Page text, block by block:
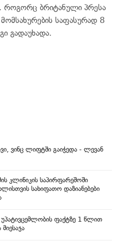
როგორც ბრიტანული პრესა
მომსახურების საფასურად 8
გადაუხადა.
ვინც ლიფტში გაიჭედა - ლევან
კლინიკის საპირფარეშოში
სახიფათო დაზიანებები
ფაქტზე 1 წლით